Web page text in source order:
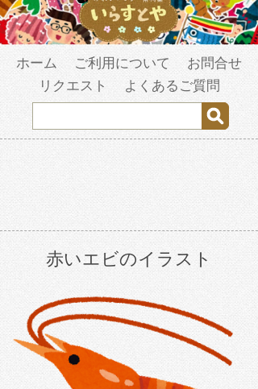
ホーム ご利用について
お問合せ
リクエスト
よくあるご質問
赤いエビのイラスト